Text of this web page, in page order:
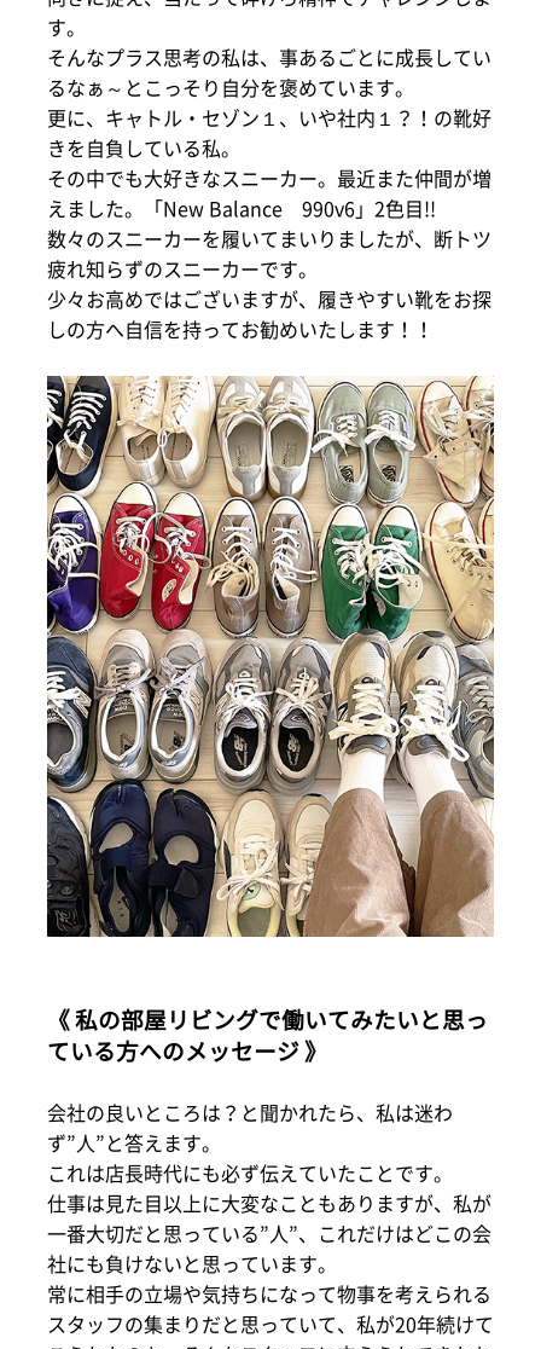
す。
そんなプラス思考の私は、事あるごとに成長してい
るなぁ～とこっそり自分を褒めています。
更に、キャトル・セゾン１、いや社内１？！の靴好
きを自負している私。
その中でも大好きなスニーカー。最近また仲間が増
えました。「New Balance 990v6」2色目!!
数々のスニーカーを履いてまいりましたが、断トツ
疲れ知らずのスニーカーです。
少々お高めではございますが、履きやすい靴をお探
しの方へ自信を持ってお勧めいたします！！
《 私の部屋リビングで働いてみたいと思っ
ている方へのメッセージ 》
会社の良いところは？と聞かれたら、私は迷わ
ず”人”と答えます。
これは店長時代にも必ず伝えていたことです。
仕事は見た目以上に大変なこともありますが、私が
一番大切だと思っている”人”、これだけはどこの会
社にも負けないと思っています。
常に相手の立場や気持ちになって物事を考えられる
スタッフの集まりだと思っていて、私が20年続けて